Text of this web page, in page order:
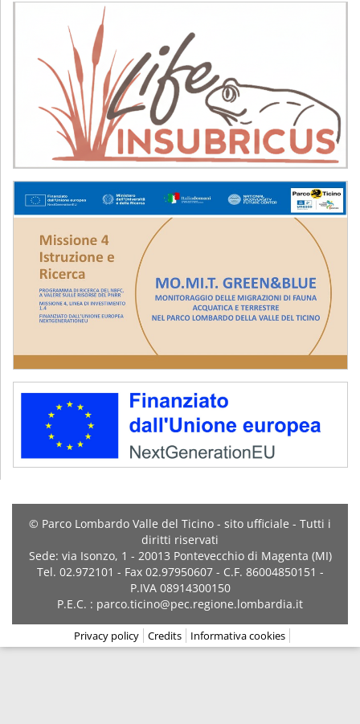
© Parco Lombardo Valle del Ticino - sito ufficiale - Tutti i
diritti riservati
Sede: via Isonzo, 1 - 20013 Pontevecchio di Magenta (MI)
Tel. 02.972101 - Fax 02.97950607 - C.F. 86004850151 -
P.IVA 08914300150
P.E.C. : parco.ticino@pec.regione.lombardia.it
Privacy policy Credits Informativa cookies